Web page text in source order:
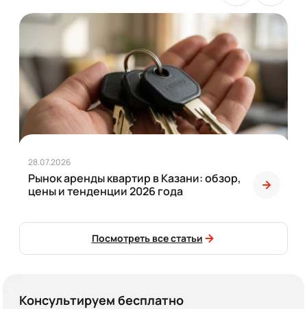
28.07.2026
Рынок аренды квартир в Казани: обзор,
цены и тенденции 2026 года
Посмотреть все статьи
Консультируем бесплатно